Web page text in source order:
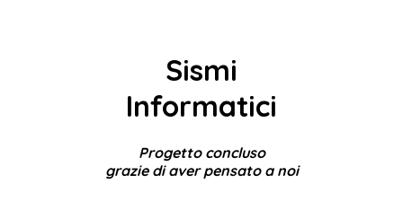
Sismi
Informatici
Progetto concluso
grazie di aver pensato a noi